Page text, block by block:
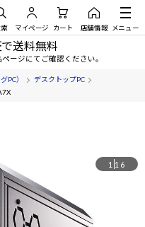
マイページ カート 店舗情報 メニュー
送料無料
ージにてご確認ください。
PC）
デスクトップPC
1 16